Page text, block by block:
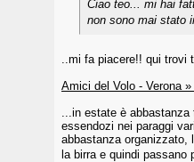
Ciao teo... mi hai
non sono mai stato
..mi fa piacere!! qui trovi
Amici del Volo - Verona »
...in estate è abbastanza
essendozi nei paraggi
abbastanza organizzato,
la birra e quindi passano